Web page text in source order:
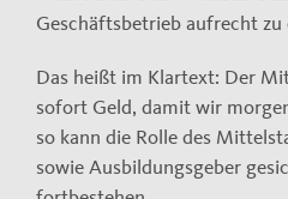
Geschäftsbetrieb aufrecht zu
Das heißt im Klartext: Der
sofort Geld, damit wir
so kann die Rolle des
sowie Ausbildungsgeber